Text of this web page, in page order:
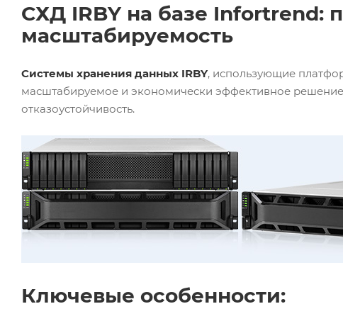
СХД IRBY на базе Infortrend:
масштабируемость
Системы хранения данных IRBY, использующие
масштабируемое и экономически эффективное
отказоустойчивость.
Ключевые особенности: